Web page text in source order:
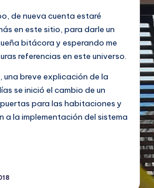
de nueva cuenta estaré
en este sitio, para darle un
bitácora y esperando me
referencias en este universo.
una breve explicación de la
se inició el cambio de un
para las habitaciones y
a la implementación del sistema